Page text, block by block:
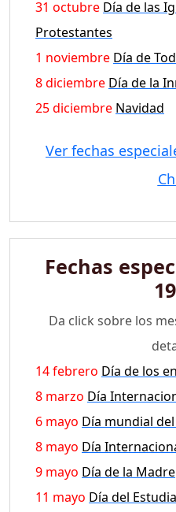
31 octubre Día de las
Protestantes
1 noviembre Día de
8 diciembre Día de la
25 diciembre Navidad
Ver fechas
Fechas
Da click sobre los
14 febrero Día de los
8 marzo Día
6 mayo Día mundial
8 mayo Día
9 mayo Día de la Madre
11 mayo Día del